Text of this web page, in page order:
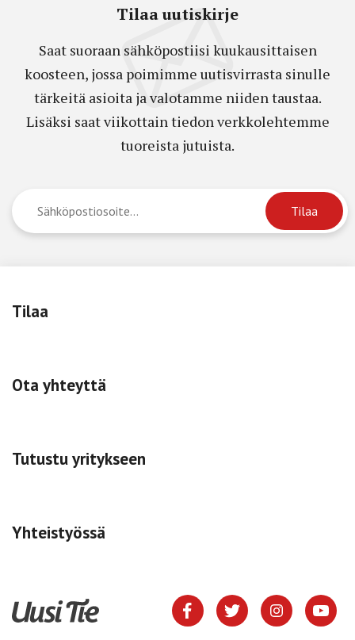
Tilaa uutiskirje
Saat suoraan sähköpostiisi kuukausittaisen
koosteen, jossa poimimme uutisvirrasta sinulle
tärkeitä asioita ja valotamme niiden taustaa.
Lisäksi saat viikottain tiedon verkkolehtemme
tuoreista jutuista.
Tilaa
Ota yhteyttä
Tutustu yritykseen
Yhteistyössä